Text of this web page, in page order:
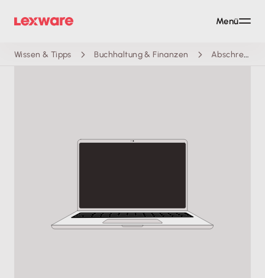
Wissen & Tipps Buchhaltung & Finanzen Abschreibungstabelle
Menü